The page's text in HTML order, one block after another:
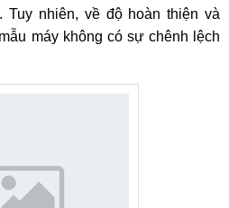
nhiên, về độ hoàn thiện và
máy không có sự chênh lệch